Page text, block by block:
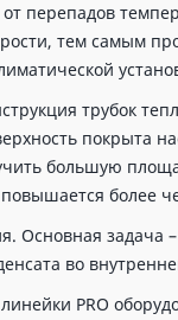
перепадов
тем самым
трубок
покрыта
большую
повышается более
Основная задача –
во
PRO